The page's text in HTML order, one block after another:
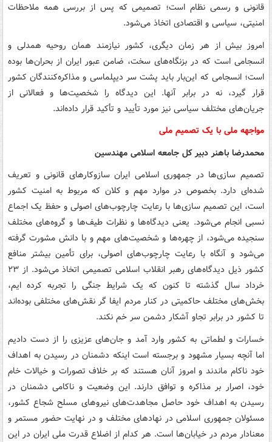
قانونی و رسمی نظام است؛ تصمیمی که پس از بررسی همه ملاحظات
امنیتی، سیاسی و اقتصادی اتخاذ می‌شود.
امروز بیش از هر زمان دیگری، کشور نیازمند همان روحیه همدلی و
انسجامی است که در بزنگاه‌های سخت، ضامن عبور ایران از بحران‌ها بوده
است؛ انسجامی که این‌بار باید پشت سر دیپلماسی و مذاکره‌کنندگان کشور
قرار گیرد، نه در برابر آنها. این دیدگاه را شخصیت‌ها و فعالانی از
جریان‌های مختلف سیاسی نیز مورد تأیید و تأکید قرار داده‌اند.
مواجهه ملی با یک تصمیم ملی
محمدرضا باهنر دبیر کل جامعه اسلامی مهندسین
تصمیم سازی‌ها در جمهوری اسلامی ایران سازوکارهای قانونی و تعریف
شده‌ای دارد. بخصوص در موارد مهم و کلان که مربوط به امنیت کشور
است، این تصمیم سازی‌ها با رعایت چارچوب‌های اصولی و حفظ یک اجماع
نسبی انجام می‌شود. یعنی دیدگاه‌ها و نظرات طیف‌ها و گروه‌های مختلف
سنجیده می‌شود، از چهره‌ها و شخصیت‌های مهم و با دانش مشورت گرفته
می‌شود و آنگاه با رعایت چارچوب‌های اصولی، برای تأمین بیشتر منافع
کشور ذیل دیدگاه‌های رهبر انقلاب اسلامی تصمیمی اتخاذ می‌شود. از ۲۳
خرداد سال گذشته تا کنون که یک شرایط جنگی را تجربه کرده ایم،
بخش‌های مختلف حاکمیتی در کنار مردم ایفا گر نقش‌های مختلفی بوده‌اند
تا کشور در برابر تجاو آشکار دشمن سر خم نکند.
خسارات و لطماتی به کشور وارد آمد و جان‌های عزیزی را از دست دادیم
اما آنچه بسیار مشهود و برجسته است اینکه دشمنان در رسیدن به اهداف
خود ناکام ماندند و امروز آنان هستند که بر خلاف تصورات و خیالات خام
خود، اصرار بر مذاکره و توافق دارند. این وضعیت و ناکامی دشمنان در
رسیدن به اهداف خود حاصل مجاهدت‌های نیروهای مسلح شجاع کشور،
مسئولان جمهوری اسلامی در نهادهای مختلف و در نهایت حضور مستمر و
معنادار مردم در خیابان‌ها است. هر کدام از اضلاع قدرت ملی ایران در این